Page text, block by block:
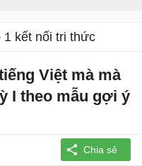
1 kết nối tri thức
Việt mà mà
I theo mẫu gợi ý